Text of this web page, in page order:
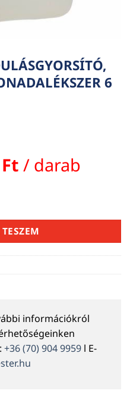
6
Ft / darab
FAGYÁSGÁTLÓ
információkról
+36 (70) 904 9959 l E-